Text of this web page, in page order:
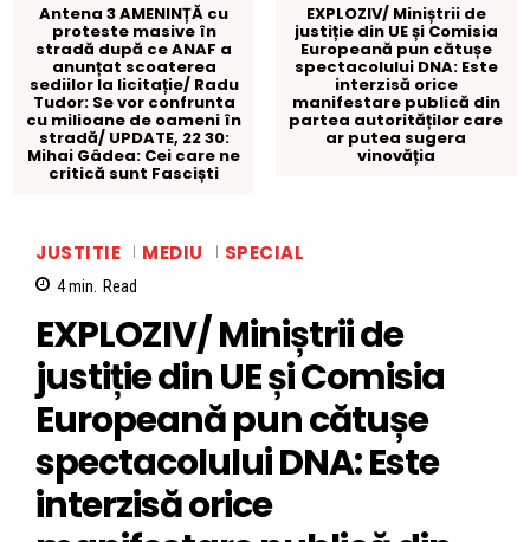
Antena 3 AMENINȚĂ cu
proteste masive în
stradă după ce ANAF a
anunțat scoaterea
sediilor la licitație/ Radu
Tudor: Se vor confrunta
cu milioane de oameni în
stradă/ UPDATE, 22 30:
Mihai Gâdea: Cei care ne
critică sunt Fasciști
EXPLOZIV/ Miniștrii de
justiție din UE și Comisia
Europeană pun cătușe
spectacolului DNA: Este
interzisă orice
manifestare publică din
partea autorităților care
ar putea sugera
vinovăția